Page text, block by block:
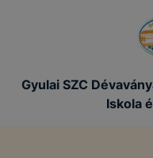
Gyulai SZC
Iskola